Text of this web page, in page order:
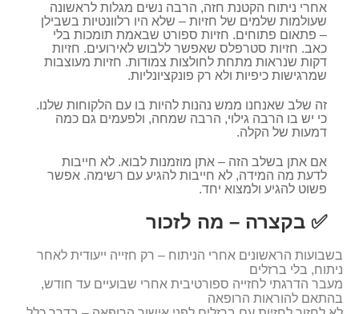
אחרי ניתוח הקטנת חזה, הרבה נשים מגלות לראשונה
שעולמות שלמים של חזיות – שלא היו רלוונטיות בשבילן
– פתאום פתוחים. חזיות ספורט שבאמת תומכות בלי
כאב. חזיות סטרפלס שאפשר ללבוש לאירועים. חזיות
דקות שנראות מתחת לחולצות צמודות. חזיות מעוצבות
שמרגישות כיפיות ולא רק פונקציונליות.
זה שלב שאנחנו ממש נהנות להיות בו עם הלקוחות שלנו.
כי יש בו הרבה גילוי, הרבה שמחה, ולפעמים גם כמה
דמעות של הקלה.
אם אתן בשלב הזה – אתן מוזמנות לבוא. לא חייבות
לדעת מה המידה, לא חייבות להגיע עם רשימה. אפשר
פשוט להגיע ולמצוא יחד.
✅ בקצרה – מה לזכור
בשבועות הראשונים אחרי הניתוח – רק חזייה ייעודית לאחר
ניתוח, בלי ברזלים
מעבר הדרגתי לחזייה ספורטיבית אחרי שבועיים עד חודש,
בהתאם להוראות הרופאה